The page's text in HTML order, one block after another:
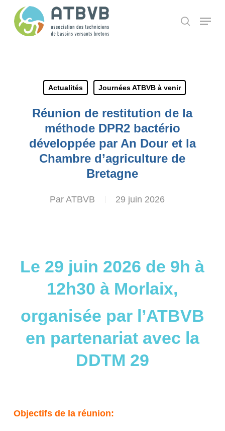
search
Menu
Actualités Journées ATBVB à venir
Réunion de restitution de la
méthode DPR2 bactério
développée par An Dour et la
Chambre d’agriculture de
Bretagne
Par ATBVB 29 juin 2026
Le 29 juin 2026 de 9h à
12h30 à Morlaix,
organisée par l’ATBVB
en partenariat avec la
DDTM 29
Objectifs de la réunion:
Panneau de gestion des cookies